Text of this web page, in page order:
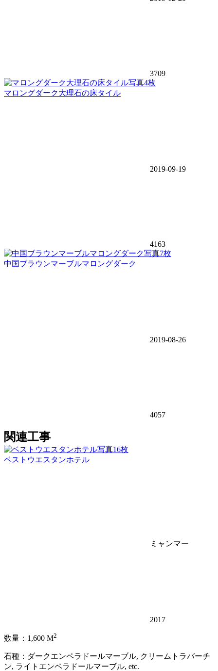
3709
写真4枚
マロングダーク大理石の床タイル
2019-09-19
4163
写真7枚
中国ブラウンマーブルマロングダーク
2019-08-26
4057
関連工事
写真16枚
ベストウエスタンホテル
ミャンマー
2017
数量：1,600 M2
石種：ダークエンペラドールマーブル, クリームトラバーチ
ン, ライトエンペラドールマーブル, etc.